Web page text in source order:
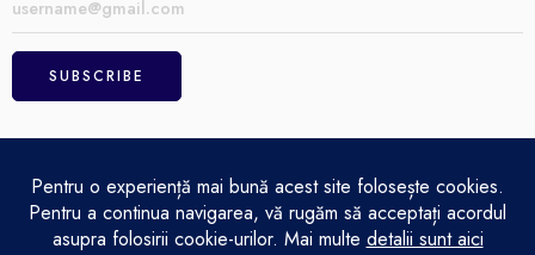
ELECTRO MAGAZIN SRL© 2026